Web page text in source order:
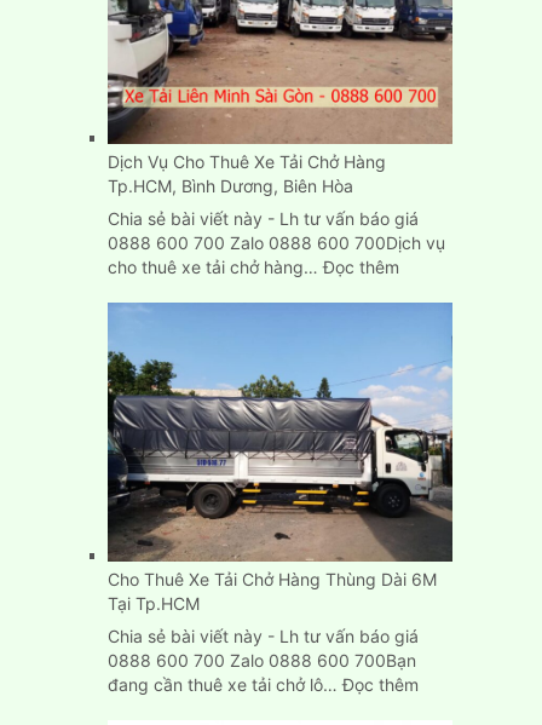
mới
chuyển
nhà
ở
đâu
TPHCM?
Dịch Vụ Cho Thuê Xe Tải Chở Hàng
Tp.HCM, Bình Dương, Biên Hòa
Chia sẻ bài viết này - Lh tư vấn báo giá
0888 600 700 Zalo 0888 600 700Dịch vụ
cho thuê xe tải chở hàng…Đọc thêm:
Thuê
Xe
Tải
Chở
Hàng
Tp.HCM,
Bình
Dương,
Hòa
Cho Thuê Xe Tải Chở Hàng Thùng Dài 6M
Tại Tp.HCM
Chia sẻ bài viết này - Lh tư vấn báo giá
0888 600 700 Zalo 0888 600 700Bạn
đang cần thuê xe tải chở lô…Đọc thêm: